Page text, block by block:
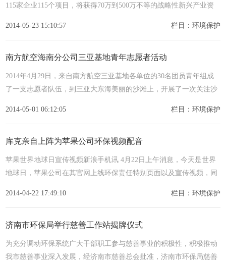
115家企业115个项目，将获得70万到500万不等的战略性新兴产业资
2014-05-23 15:10:57
栏目：环境保护
南方航空海南分公司三亚基地青年志愿者活动
2014年4月29日，来自南方航空三亚基地各单位的30名团员青年组成
了一支志愿者队伍，到三亚大东海美丽的沙滩上，开展了一次关注沙
2014-05-01 06:12:05
栏目：环境保护
库克亲自上阵为苹果公司环保视频配音
苹果世界地球日宣传视频新浪手机讯 4月22日上午消息，今天是世界
地球日，苹果公司在其官网上线环保责任特别页面以及宣传视频，同
2014-04-22 17:49:10
栏目：环境保护
济南市环保局举行慈善工作站揭牌仪式
为充分调动环保系统广大干部职工参与慈善事业的积极性，积极推动
我市慈善事业深入发展，经济南市慈善总会批准，济南市环保局慈善